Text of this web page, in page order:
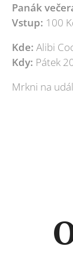
Panák
Vstup: 100
Kde: Alibi
Kdy: Pátek
👉 Mrkni na